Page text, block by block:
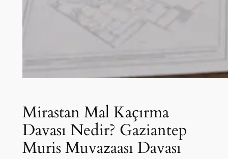
Mirastan Mal Kaçırma
Davası Nedir? Gaziantep
Muris Muvazaası Davası